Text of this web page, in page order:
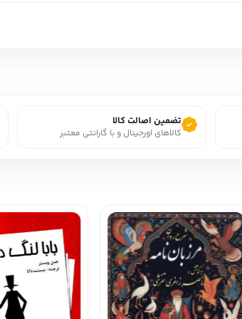
تضمین اصالت کالا
کالاهای اورجینال و با گارانتی معتبر